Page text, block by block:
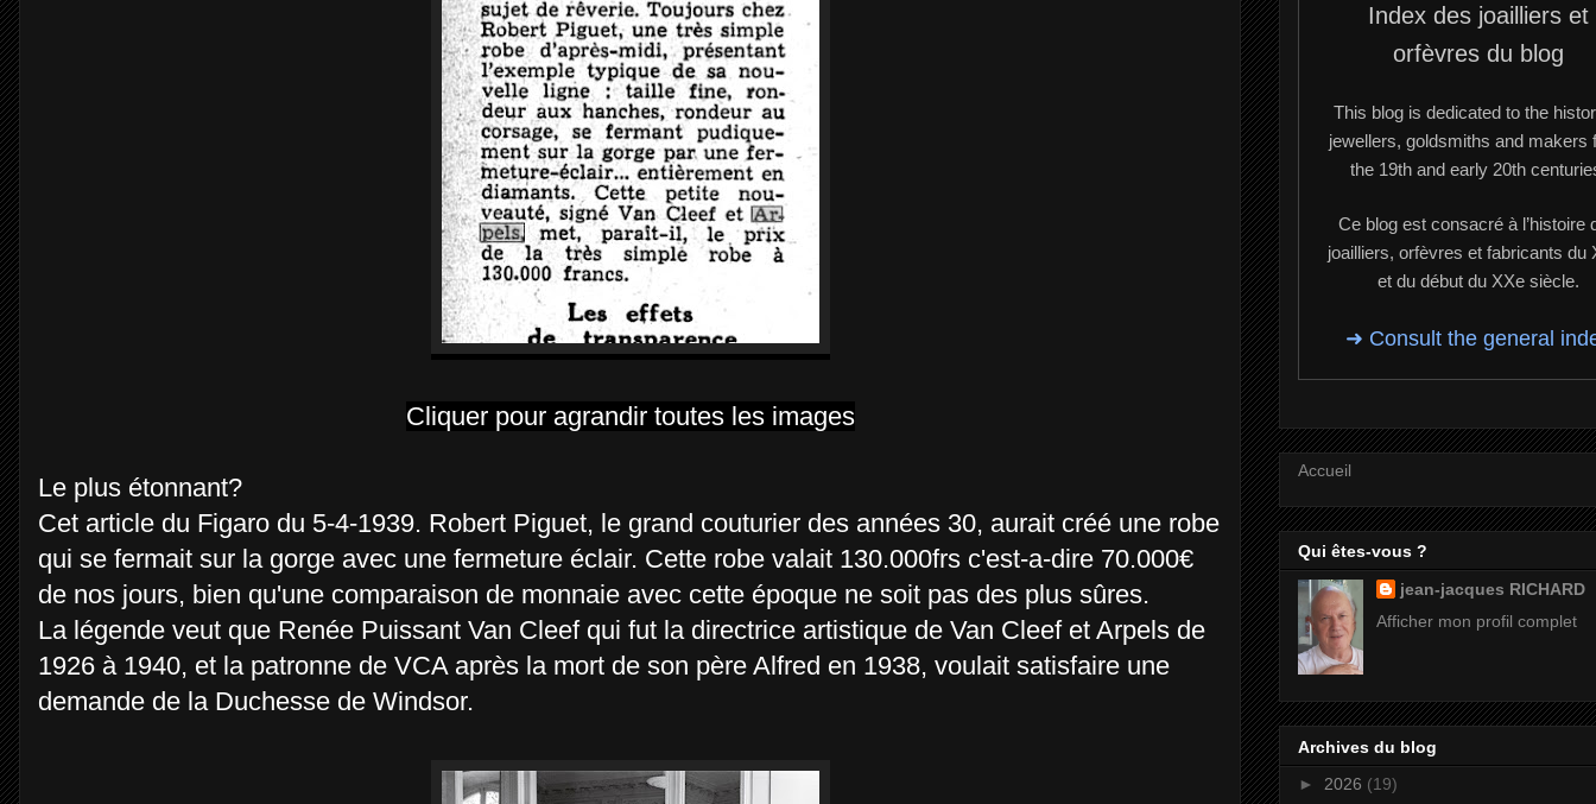
Cliquer pour agrandir toutes les images
Le plus étonnant?
Cet article du Figaro du 5-4-1939. Robert Piguet, le grand couturier des années 30, aurait créé une robe
qui se fermait sur la gorge avec une fermeture éclair. Cette robe valait 130.000frs c'est-a-dire 70.000€
de nos jours, bien qu'une comparaison de monnaie avec cette époque ne soit pas des plus sûres.
La légende veut que Renée Puissant Van Cleef qui fut la directrice artistique de Van Cleef et Arpels de
1926 à 1940, et la patronne de VCA après la mort de son père Alfred en 1938, voulait satisfaire une
demande de la Duchesse de Windsor.
Index des joailliers et
orfèvres du blog
This blog is dedicated to the
jewellers, goldsmiths and makers
the 19th and early 20th
Ce blog est consacré à l’histoire
joailliers, orfèvres et fabricants du
et du début du XXe siècle.
➜ Consult the general
Accueil
Qui êtes-vous ?
jean-jacques RICHARD
Afficher mon profil complet
Archives du blog
► 2026 (19)